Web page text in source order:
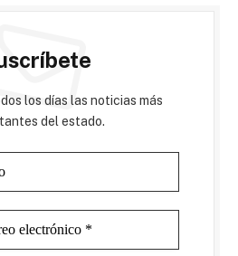
los días las noticias más
del estado.